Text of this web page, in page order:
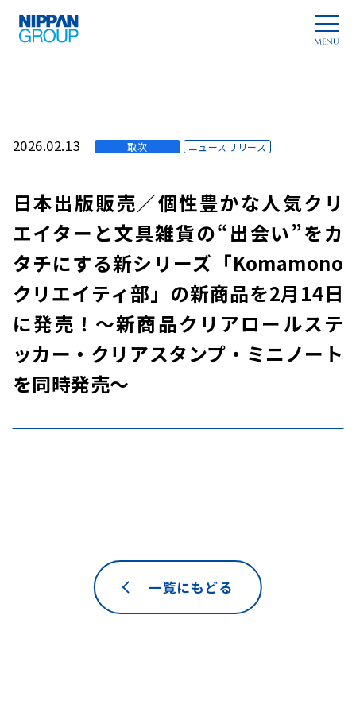
2026.02.13 取次 ニュースリリース
日本出版販売／個性豊かな人気クリ
エイターと文具雑貨の“出会い”をカ
タチにする新シリーズ「Komamono
クリエイティ部」の新商品を2月14日
に発売！～新商品クリアロールステ
ッカー・クリアスタンプ・ミニノート
を同時発売～
一覧にもどる